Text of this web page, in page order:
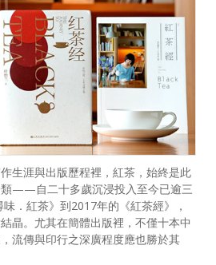
生涯與出版歷程裡，紅茶，始終是此
——自二十多歲沉浸投入至今已逾三
．紅茶》到2017年的《紅茶經》，
晶。尤其在簡體出版裡，不僅十本中
流傳與印行之深廣程度應也勝於其